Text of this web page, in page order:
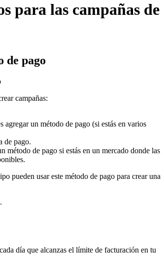
para las campañas de
de pago
campañas:
agregar un método de pago (si estás en varios
de pago.
método de pago si estás en un mercado donde las
pueden usar este método de pago para crear una
día que alcanzas el límite de facturación en tu